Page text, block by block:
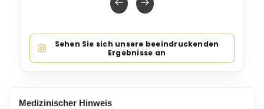
Sehen Sie sich unsere beeindruckenden
Ergebnisse an
Medizinischer Hinweis